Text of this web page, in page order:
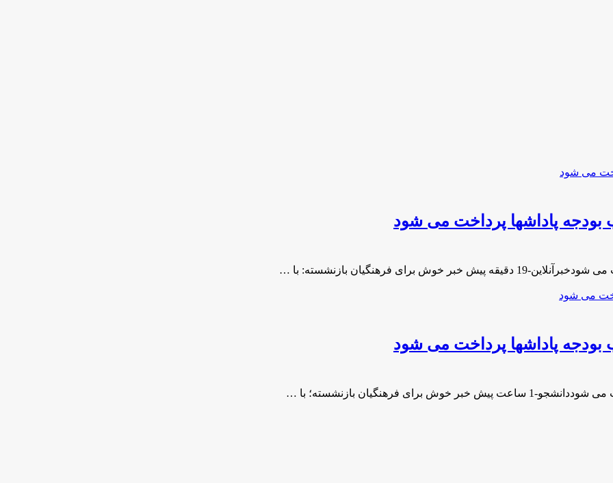
بودجه پاداشها پرداخت می شود
فرهنگیان بازنشسته: با …
بودجه پاداشها پرداخت می شود
فرهنگیان بازنشسته؛ با …